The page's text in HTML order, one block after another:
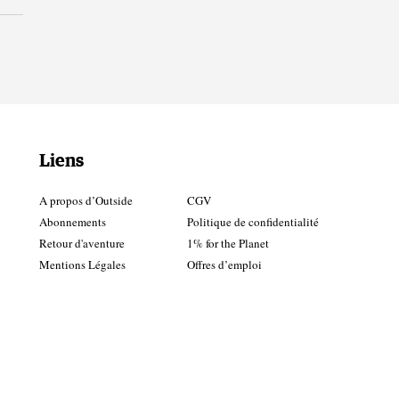
Liens
A propos d’Outside
Abonnements
Retour d'aventure
Mentions Légales
CGV
Politique de confidentialité
1% for the Planet
Offres d’emploi